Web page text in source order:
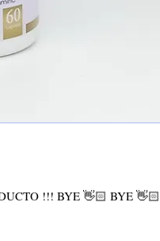
!!! BYE 👋🏻 BYE 👋🏻